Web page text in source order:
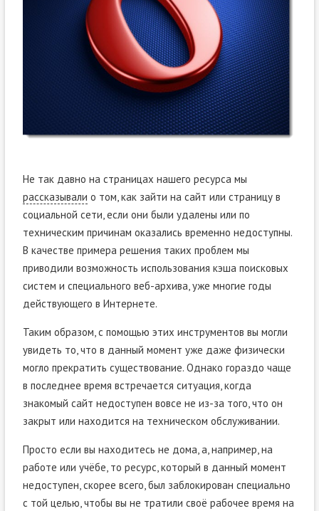
Не так давно на страницах нашего ресурса мы
рассказывали о том, как зайти на сайт или страницу в
социальной сети, если они были удалены или по
техническим причинам оказались временно недоступны.
В качестве примера решения таких проблем мы
приводили возможность использования кэша поисковых
систем и специального веб-архива, уже многие годы
действующего в Интернете.
Таким образом, с помощью этих инструментов вы могли
увидеть то, что в данный момент уже даже физически
могло прекратить существование. Однако гораздо чаще
в последнее время встречается ситуация, когда
знакомый сайт недоступен вовсе не из-за того, что он
закрыт или находится на техническом обслуживании.
Просто если вы находитесь не дома, а, например, на
работе или учёбе, то ресурс, который в данный момент
недоступен, скорее всего, был заблокирован специально
с той целью, чтобы вы не тратили своё рабочее время на